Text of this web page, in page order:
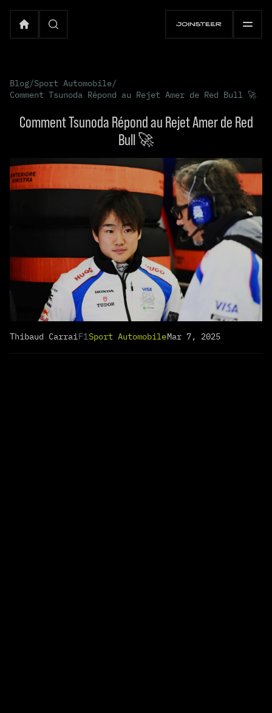
Blog/Sport Automobile/
Comment Tsunoda Répond au Rejet Amer de Red Bull 🚀
Comment Tsunoda Répond au Rejet Amer de Red
Bull 🚀
Thibaud CarraiF1Sport AutomobileMar 7, 2025